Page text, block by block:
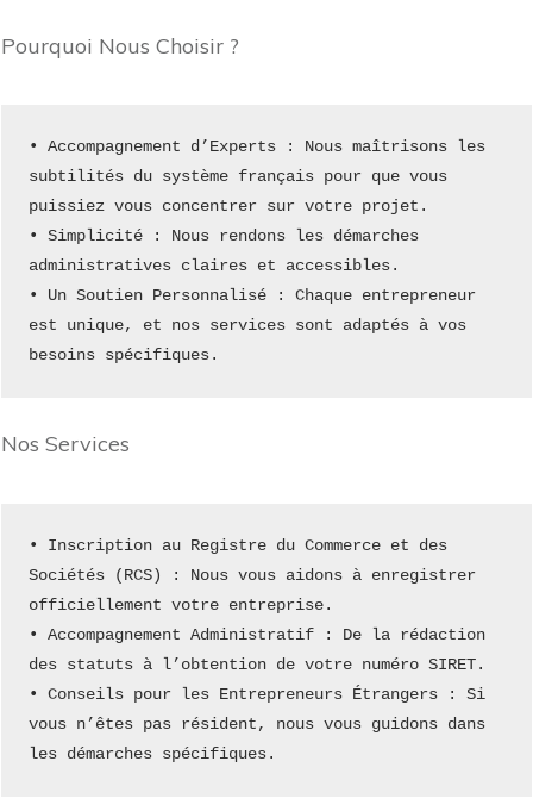
Pourquoi Nous Choisir ?
• Accompagnement d’Experts : Nous maîtrisons les
subtilités du système français pour que vous
puissiez vous concentrer sur votre projet.
• Simplicité : Nous rendons les démarches
administratives claires et accessibles.
• Un Soutien Personnalisé : Chaque entrepreneur
est unique, et nos services sont adaptés à vos
besoins spécifiques.
Nos Services
• Inscription au Registre du Commerce et des
Sociétés (RCS) : Nous vous aidons à enregistrer
officiellement votre entreprise.
• Accompagnement Administratif : De la rédaction
des statuts à l’obtention de votre numéro SIRET.
• Conseils pour les Entrepreneurs Étrangers : Si
vous n’êtes pas résident, nous vous guidons dans
les démarches spécifiques.